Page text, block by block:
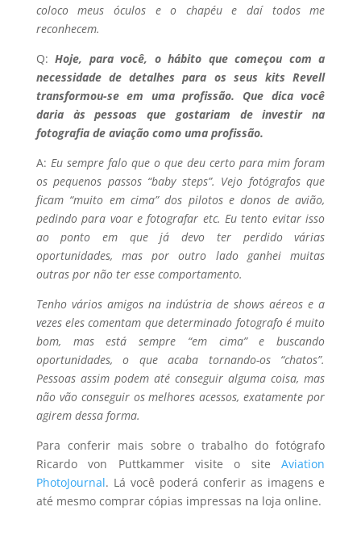
coloco meus óculos e o chapéu e daí todos me
reconhecem.
Q: Hoje, para você, o hábito que começou com a
necessidade de detalhes para os seus kits Revell
transformou-se em uma profissão. Que dica você
daria às pessoas que gostariam de investir na
fotografia de aviação como uma profissão.
A: Eu sempre falo que o que deu certo para mim foram
os pequenos passos “baby steps”. Vejo fotógrafos que
ficam “muito em cima” dos pilotos e donos de avião,
pedindo para voar e fotografar etc. Eu tento evitar isso
ao ponto em que já devo ter perdido várias
oportunidades, mas por outro lado ganhei muitas
outras por não ter esse comportamento.
Tenho vários amigos na indústria de shows aéreos e a
vezes eles comentam que determinado fotografo é muito
bom, mas está sempre “em cima” e buscando
oportunidades, o que acaba tornando-os “chatos”.
Pessoas assim podem até conseguir alguma coisa, mas
não vão conseguir os melhores acessos, exatamente por
agirem dessa forma.
Para conferir mais sobre o trabalho do fotógrafo
Ricardo von Puttkammer visite o siteAviation
PhotoJournal. Lá você poderá conferir as imagens e
até mesmo comprar cópias impressas na loja online.